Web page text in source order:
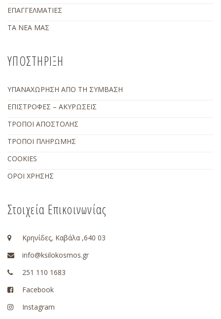
ΕΠΑΓΓΕΛΜΑΤΙΕΣ
ΤΑ ΝΕΑ ΜΑΣ
ΥΠΟΣΤΗΡΙΞΗ
ΥΠΑΝΑΧΩΡΗΣΗ ΑΠΟ ΤΗ ΣΥΜΒΑΣΗ
ΕΠΙΣΤΡΟΦΕΣ – ΑΚΥΡΩΣΕΙΣ
ΤΡΟΠΟΙ ΑΠΟΣΤΟΛΗΣ
ΤΡΟΠΟΙ ΠΛΗΡΩΜΗΣ
COOKIES
ΟΡΟΙ ΧΡΗΣΗΣ
Στοιχεία Επικοινωνίας
Κρηνίδες, Καβάλα ,640 03
info@ksilokosmos.gr
251 110 1683
Facebook
Instagram